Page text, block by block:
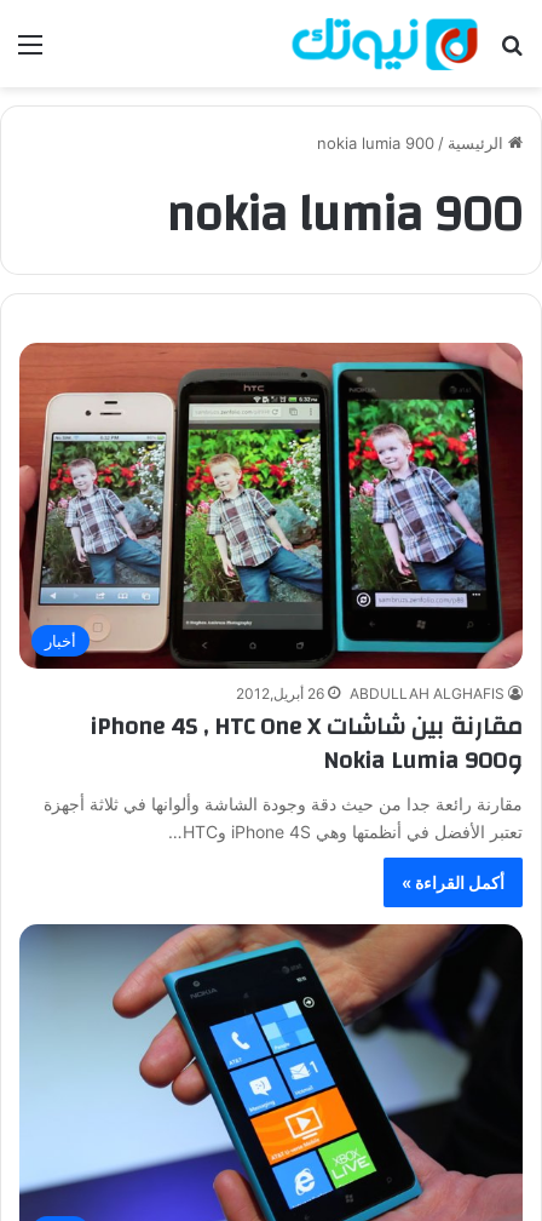
بحث عن
الرئيسية /
nokia lumia 900
nokia lumia 900
أخبار
ABDULLAH ALGHAFIS 26 أبريل,2012
مقارنة بين شاشات iPhone 4S , HTC One X
وNokia Lumia 900
مقارنة رائعة جدا من حيث دقة وجودة الشاشة وألوانها في ثلاثة أجهزة
تعتبر الأفضل في أنظمتها وهي iPhone 4S وHTC…
أكمل القراءة »